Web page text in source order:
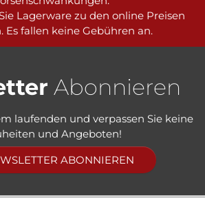
Lagerware zu den online Preisen
Es fallen keine Gebühren an.
Abonnieren
laufenden und verpassen Sie keine
und Angeboten!
ABONNIEREN